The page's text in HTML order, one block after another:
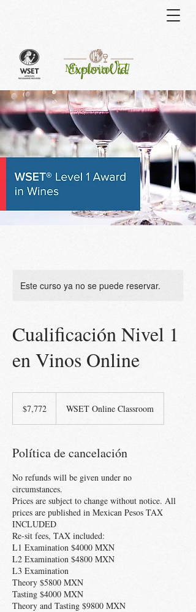
Mi carrito
Este curso ya no se puede reservar.
Cualificación Nivel 1
en Vinos Online
mexicanos
$7,772 WSET Online Classroom
Política de cancelación
No refunds will be given under no
circumstances.
Prices are subject to change without notice. All
prices are published in Mexican Pesos TAX
INCLUDED
Re-sit fees, TAX included:
L1 Examination $4000 MXN
L2 Examination $4800 MXN
L3 Examination
Theory $5800 MXN
Tasting $4000 MXN
Theory and Tasting $9800 MXN